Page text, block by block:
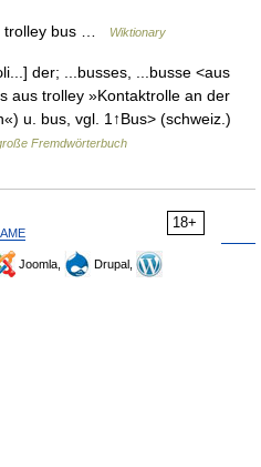
trolley bus … Wiktionary
der; ...busses, ...busse <aus
aus trolley »Kontaktrolle an der
u. bus, vgl. 1↑Bus> (schweiz.)
Fremdwörterbuch
18+
Joomla,
Drupal,